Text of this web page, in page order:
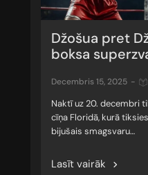
Džošua pret
boksa
decembris 15, 2025 -
Naktī uz 20. decembri
cīņa Floridā, kurā
bijušais smagsvaru…
Lasīt vairāk